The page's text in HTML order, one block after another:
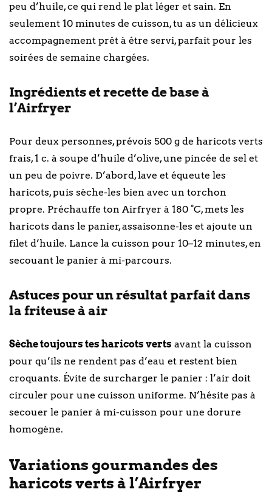
peu d’huile, ce qui rend le plat léger et sain. En
seulement 10 minutes de cuisson, tu as un délicieux
accompagnement prêt à être servi, parfait pour les
soirées de semaine chargées.
Ingrédients et recette de base à
l’Airfryer
Pour deux personnes, prévois 500 g de haricots verts
frais, 1 c. à soupe d’huile d’olive, une pincée de sel et
un peu de poivre. D’abord, lave et équeute les
haricots, puis sèche-les bien avec un torchon
propre. Préchauffe ton Airfryer à 180 °C, mets les
haricots dans le panier, assaisonne-les et ajoute un
filet d’huile. Lance la cuisson pour 10–12 minutes, en
secouant le panier à mi-parcours.
Astuces pour un résultat parfait dans
la friteuse à air
Sèche toujours tes haricots verts avant la cuisson
pour qu’ils ne rendent pas d’eau et restent bien
croquants. Évite de surcharger le panier : l’air doit
circuler pour une cuisson uniforme. N’hésite pas à
secouer le panier à mi-cuisson pour une dorure
homogène.
Variations gourmandes des
haricots verts à l’Airfryer